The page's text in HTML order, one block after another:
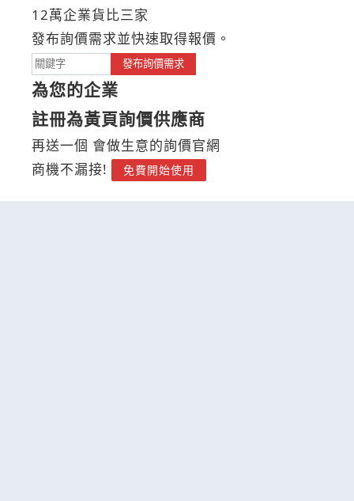
12萬企業貨比三家
發布詢價需求並快速取得報價。
發布詢價需求
為您的企業
註冊為黃頁詢價供應商
再送一個 會做生意的詢價官網
商機不漏接!
免費開始使用